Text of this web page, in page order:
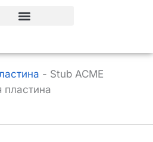
- Stub ACME
пластина